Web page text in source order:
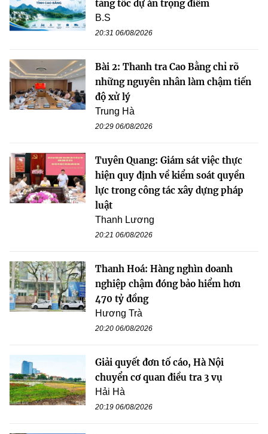
tăng tốc dự án trọng điểm
B.S
20:31 06/08/2026
Bài 2: Thanh tra Cao Bằng chỉ rõ
những nguyên nhân làm chậm tiến
độ xử lý
Trung Hà
20:29 06/08/2026
Tuyên Quang: Giám sát việc thực
hiện quy định về kiểm soát quyền
lực trong công tác xây dựng pháp
luật
Thanh Lương
20:21 06/08/2026
Thanh Hoá: Hàng nghìn doanh
nghiệp chậm đóng bảo hiểm hơn
470 tỷ đồng
Hương Trà
20:20 06/08/2026
Giải quyết đơn tố cáo, Hà Nội
chuyển cơ quan điều tra 3 vụ
Hải Hà
20:19 06/08/2026